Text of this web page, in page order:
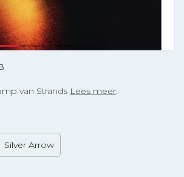
van Strands Lees meer.
Silver Arrow